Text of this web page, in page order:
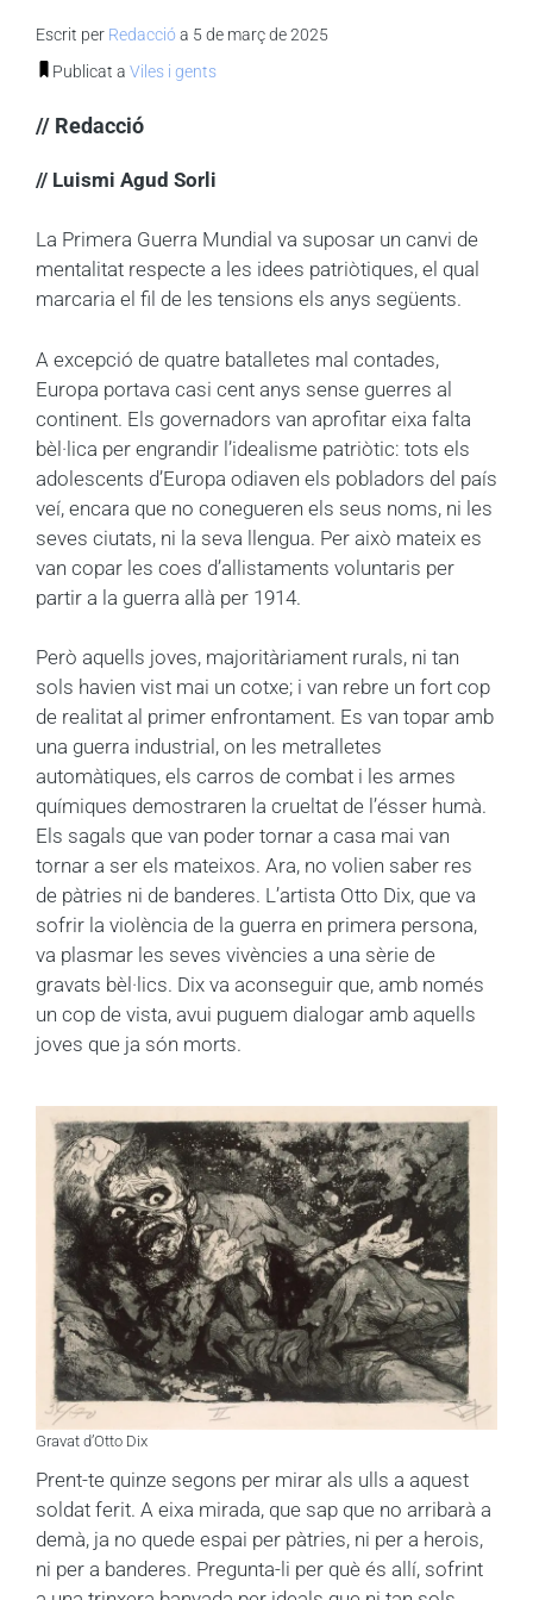
Escrit per Redacció a 5 de març de 2025
Publicat a Viles i gents
// Redacció
// Luismi Agud Sorli
La Primera Guerra Mundial va suposar un canvi de
mentalitat respecte a les idees patriòtiques, el qual
marcaria el fil de les tensions els anys següents.
A excepció de quatre batalletes mal contades,
Europa portava casi cent anys sense guerres al
continent. Els governadors van aprofitar eixa falta
bèl·lica per engrandir l’idealisme patriòtic: tots els
adolescents d’Europa odiaven els pobladors del país
veí, encara que no conegueren els seus noms, ni les
seves ciutats, ni la seva llengua. Per això mateix es
van copar les coes d’allistaments voluntaris per
partir a la guerra allà per 1914.
Però aquells joves, majoritàriament rurals, ni tan
sols havien vist mai un cotxe; i van rebre un fort cop
de realitat al primer enfrontament. Es van topar amb
una guerra industrial, on les metralletes
automàtiques, els carros de combat i les armes
químiques demostraren la crueltat de l’ésser humà.
Els sagals que van poder tornar a casa mai van
tornar a ser els mateixos. Ara, no volien saber res
de pàtries ni de banderes. L’artista Otto Dix, que va
sofrir la violència de la guerra en primera persona,
va plasmar les seves vivències a una sèrie de
gravats bèl·lics. Dix va aconseguir que, amb només
un cop de vista, avui puguem dialogar amb aquells
joves que ja són morts.
Gravat d’Otto Dix
Prent-te quinze segons per mirar als ulls a aquest
soldat ferit. A eixa mirada, que sap que no arribarà a
demà, ja no quede espai per pàtries, ni per a herois,
ni per a banderes. Pregunta-li per què és allí, sofrint